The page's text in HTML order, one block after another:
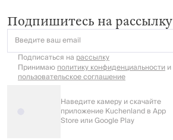
Подпишитесь на рассылку
Введите ваш email
Подписаться на рассылку
Принимаюполитику конфиденциальностии
пользовательское соглашение
Наведите камеру и скачайте
приложение Kuchenland в App
Store или Google Play